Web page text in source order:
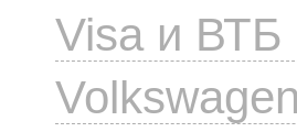
Visa и ВТБ